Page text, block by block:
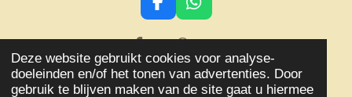
Deze website gebruikt cookies voor analyse-
doeleinden en/of het tonen van advertenties. Door
gebruik te blijven maken van de site gaat u hiermee
F
a
c
e
b
o
W
h
a
t
s
A
© 2018 - 2026 Aqlevensstijl
Powered by JouwWeb